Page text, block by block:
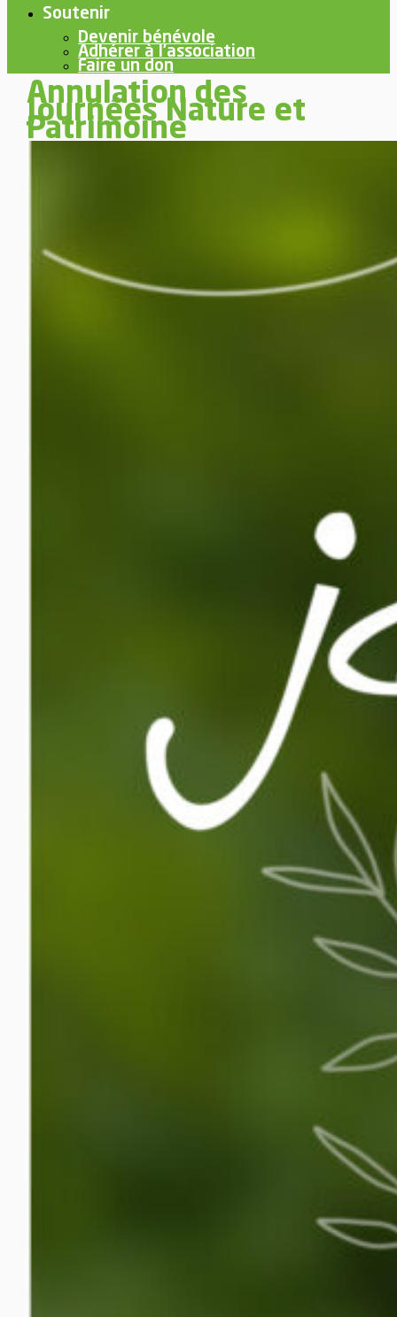
Soutenir
Devenir bénévole
Adhérer à l’association
Faire un don
Annulation des
Journées Nature et
Patrimoine